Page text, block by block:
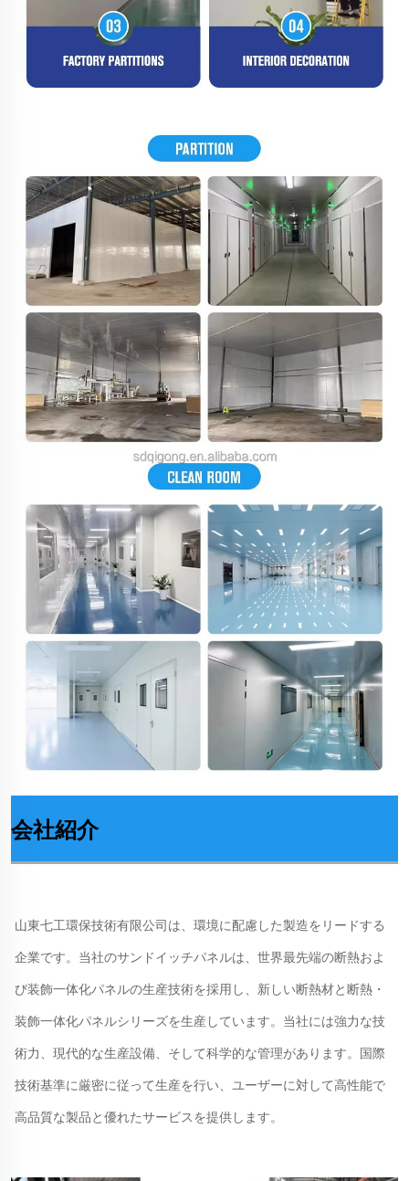
会社紹介
山東七工環保技術有限公司は、環境に配慮した製造をリードする
企業です。当社のサンドイッチパネルは、世界最先端の断熱およ
び装飾一体化パネルの生産技術を採用し、新しい断熱材と断熱・
装飾一体化パネルシリーズを生産しています。当社には強力な技
術力、現代的な生産設備、そして科学的な管理があります。国際
技術基準に厳密に従って生産を行い、ユーザーに対して高性能で
高品質な製品と優れたサービスを提供します。